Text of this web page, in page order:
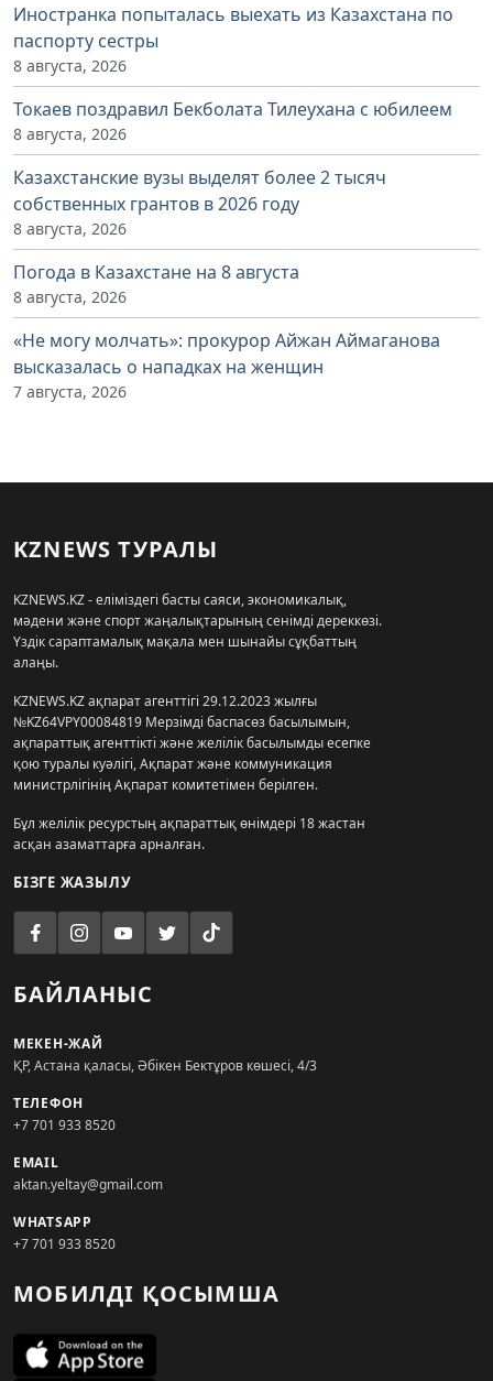
Иностранка попыталась выехать из Казахстана по
паспорту сестры
8 августа, 2026
Токаев поздравил Бекболата Тилеухана с юбилеем
8 августа, 2026
Казахстанские вузы выделят более 2 тысяч
собственных грантов в 2026 году
8 августа, 2026
Погода в Казахстане на 8 августа
8 августа, 2026
«Не могу молчать»: прокурор Айжан Аймаганова
высказалась о нападках на женщин
7 августа, 2026
KZNEWS ТУРАЛЫ
KZNEWS.KZ - еліміздегі басты саяси, экономикалық,
мәдени және спорт жаңалықтарының сенімді дереккөзі.
Үздік сараптамалық мақала мен шынайы сұқбаттың
алаңы.
KZNEWS.KZ ақпарат агенттігі 29.12.2023 жылғы
№KZ64VPY00084819 Мерзімді баспасөз басылымын,
ақпараттық агенттікті және желілік басылымды есепке
қою туралы куәлігі, Ақпарат және коммуникация
министрлігінің Ақпарат комитетімен берілген.
Бұл желілік ресурстың ақпараттық өнімдері 18 жастан
асқан азаматтарға арналған.
БІЗГЕ ЖАЗЫЛУ
БАЙЛАНЫС
МЕКЕН-ЖАЙ
ҚР, Астана қаласы, Әбікен Бектұров көшесі, 4/3
ТЕЛЕФОН
+7 701 933 8520
EMAIL
aktan.yeltay@gmail.com
WHATSAPP
+7 701 933 8520
МОБИЛДІ ҚОСЫМША